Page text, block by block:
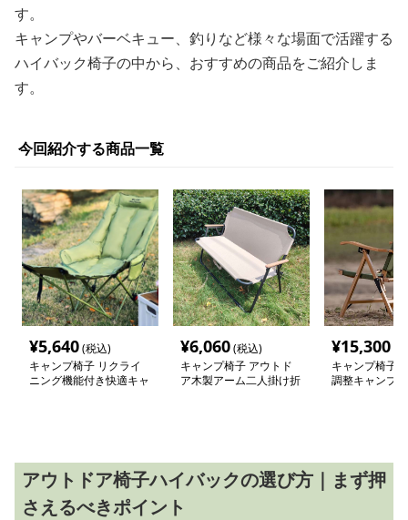
す。
キャンプやバーベキュー、釣りなど様々な場面で活躍する
ハイバック椅子の中から、おすすめの商品をご紹介しま
す。
今回紹介する商品一覧
¥5,640(税込)
キャンプ椅子 リクライ
ニング機能付き快適キャ
¥6,060(税込)
キャンプ椅子 アウトド
ア木製アーム二人掛け折
¥15,300
キャンプ椅子
調整キャンプ
アウトドア椅子ハイバックの選び方｜まず押
さえるべきポイント